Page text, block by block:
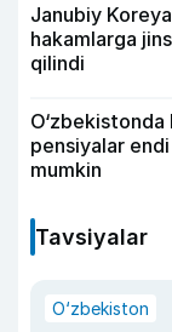
Janubiy
hakamlarga
qilindi
O‘zbekistonda
pensiyalar
mumkin
Tavsiyalar
O‘zbekiston